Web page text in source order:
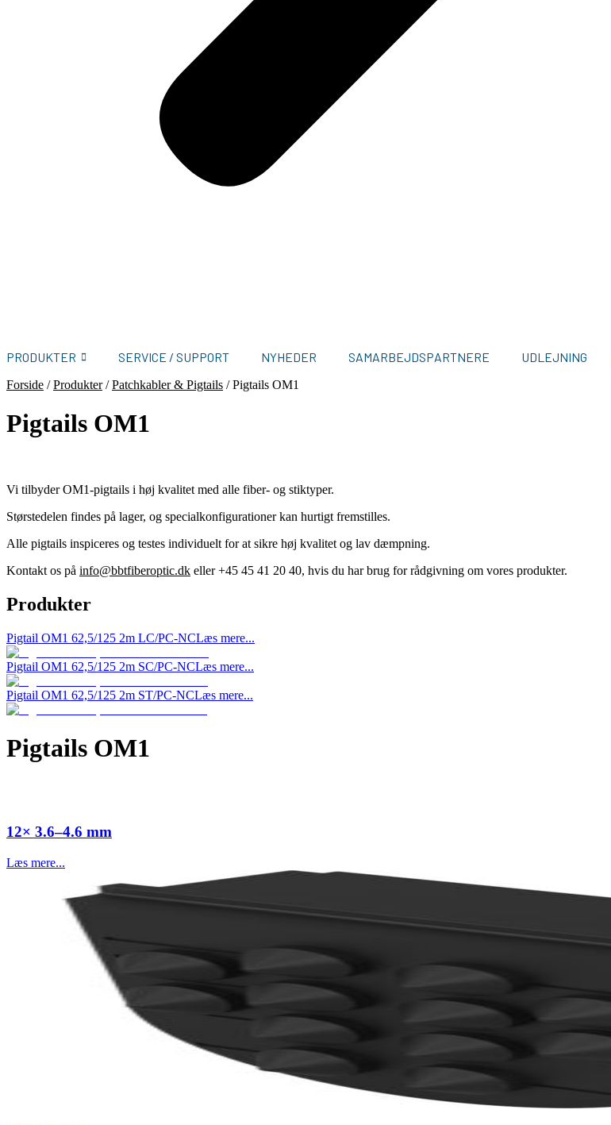
PRODUKTER SERVICE / SUPPORT NYHEDER SAMARBEJDSPARTNERE UDLEJNING
Forside /Produkter/Patchkabler & Pigtails /Pigtails OM1
Pigtails OM1
Vi tilbyder OM1-pigtails i høj kvalitet med alle fiber- og stiktyper.
Størstedelen findes på lager, og specialkonfigurationer kan hurtigt fremstilles.
Alle pigtails inspiceres og testes individuelt for at sikre høj kvalitet og lav dæmpning.
Kontakt os på info@bbtfiberoptic.dk eller +45 45 41 20 40, hvis du har brug for rådgivning om vores produkter.
Produkter
Pigtail OM1 62,5/125 2m LC/PC-NCLæs mere...
Pigtail OM1 62,5/125 2m SC/PC-NCLæs mere...
Pigtail OM1 62,5/125 2m ST/PC-NCLæs mere...
Pigtails OM1
12× 3.6–4.6 mm
Læs mere...